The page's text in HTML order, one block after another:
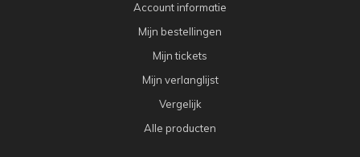
Account informatie
Mijn bestellingen
Mijn tickets
Mijn verlanglijst
Vergelijk
Alle producten